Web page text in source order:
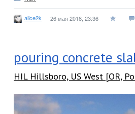
alice2k 26 мая 2018, 23:36
pouring concrete
HIL Hillsboro, US West [OR,